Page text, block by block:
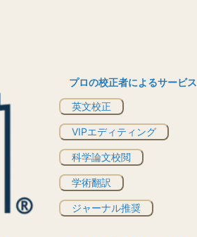
プロの校正者によるサービス
英文校正
VIPエディティング
科学論文校閲
学術翻訳
ジャーナル推奨